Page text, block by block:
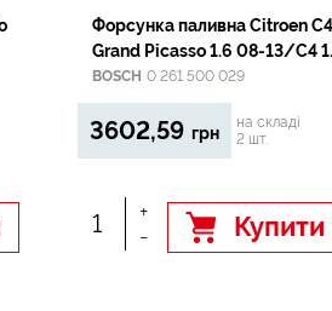
Форсунка паливна Citroen C4
Grand Picasso 1.6 08-13/C4
08-13/Mini Cooper 1.6 06-
14/Peugeot 207/308 1.6 07-
BOSCH 0 261 500 029
3602,59 грн
на складі
2 шт.
+
-
Купити